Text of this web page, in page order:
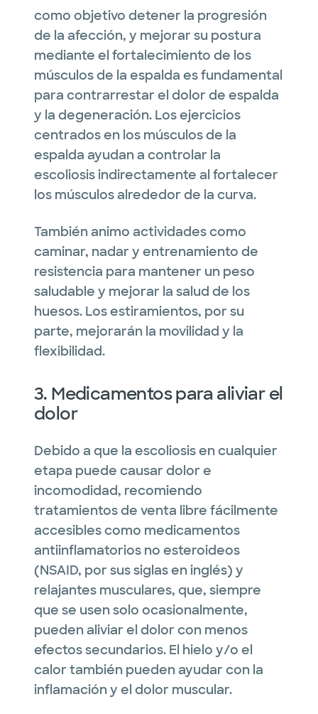
como objetivo detener la progresión
de la afección, y mejorar su postura
mediante el fortalecimiento de los
músculos de la espalda es fundamental
para contrarrestar el dolor de espalda
y la degeneración. Los ejercicios
centrados en los músculos de la
espalda ayudan a controlar la
escoliosis indirectamente al fortalecer
los músculos alrededor de la curva.
También animo actividades como
caminar, nadar y entrenamiento de
resistencia para mantener un peso
saludable y mejorar la salud de los
huesos. Los estiramientos, por su
parte, mejorarán la movilidad y la
flexibilidad.
3. Medicamentos para aliviar el
dolor
Debido a que la escoliosis en cualquier
etapa puede causar dolor e
incomodidad, recomiendo
tratamientos de venta libre fácilmente
accesibles como medicamentos
antiinflamatorios no esteroideos
(NSAID, por sus siglas en inglés) y
relajantes musculares, que, siempre
que se usen solo ocasionalmente,
pueden aliviar el dolor con menos
efectos secundarios. El hielo y/o el
calor también pueden ayudar con la
inflamación y el dolor muscular.